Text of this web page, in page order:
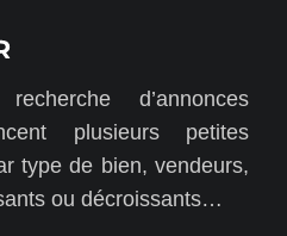
d’annonces
plusieurs petites
type de bien, vendeurs,
ou décroissants…